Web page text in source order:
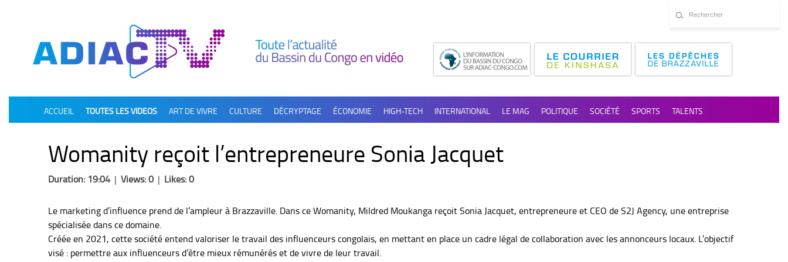
ACCUEIL TOUTES LES VIDEOS ART DE VIVRE CULTURE DÉCRYPTAGE ÉCONOMIE HIGH-TECH INTERNATIONAL LE MAG POLITIQUE SOCIÉTÉ SPORTS TALENTS
Womanity reçoit l’entrepreneure Sonia Jacquet
Duration: 19:04 | Views: 0 | Likes: 0
Le marketing d’influence prend de l’ampleur à Brazzaville. Dans ce Womanity, Mildred Moukanga reçoit Sonia Jacquet, entrepreneure et CEO de S2J Agency, une entreprise
spécialisée dans ce domaine.
Créée en 2021, cette société entend valoriser le travail des influenceurs congolais, en mettant en place un cadre légal de collaboration avec les annonceurs locaux. L’objectif
visé : permettre aux influenceurs d’être mieux rémunérés et de vivre de leur travail.